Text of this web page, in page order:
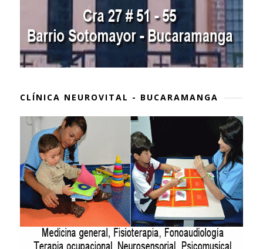
CLÍNICA NEUROVITAL - BUCARAMANGA